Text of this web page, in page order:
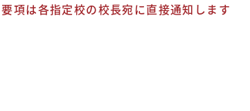
項は各指定校の校長宛に直接通知します